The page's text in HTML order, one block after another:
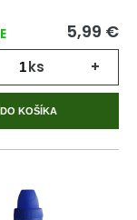
5,99 €
ks +
DO KOŠÍKA